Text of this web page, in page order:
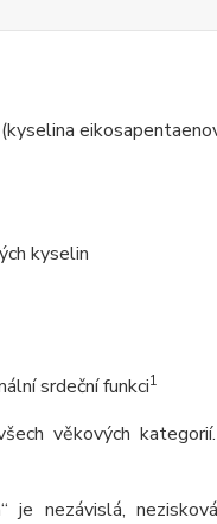
kyselin
srdeční funkci1
věkových
je nezávislá,